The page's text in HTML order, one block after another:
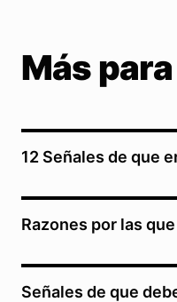
Más
12 Señales de que
Razones por las
Señales de que